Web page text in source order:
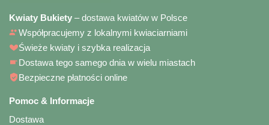
Kwiaty Bukiety – dostawa kwiatów w Polsce
Współpracujemy z lokalnymi kwiaciarniami
Świeże kwiaty i szybka realizacja
Dostawa tego samego dnia w wielu miastach
Bezpieczne płatności online
Pomoc & Informacje
Dostawa